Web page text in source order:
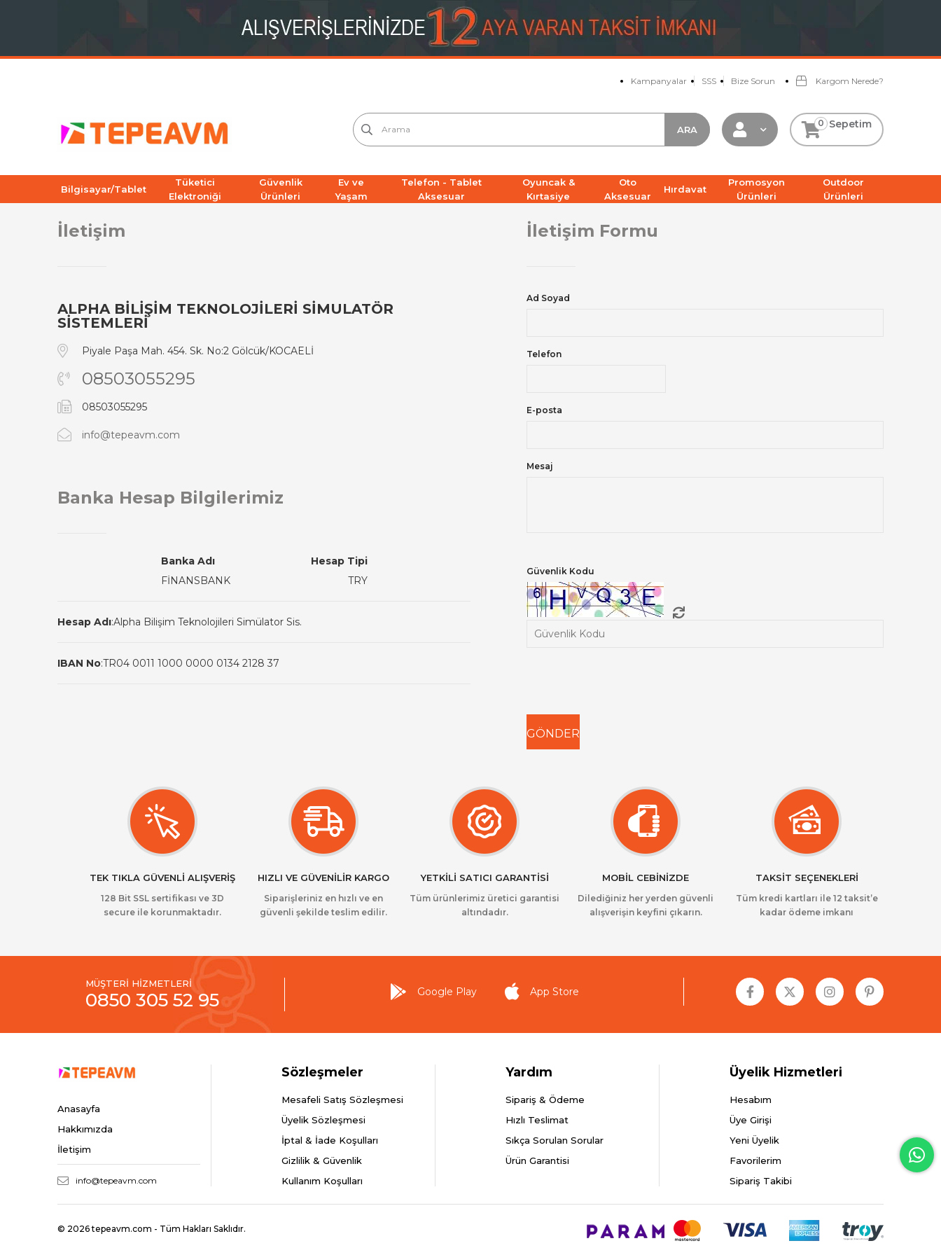
Kampanyalar SSS Bize Sorun Kargom Nerede?
Sepetim
0
Bilgisayar/Tablet
Tüketici
Elektroniği
Güvenlik
Ürünleri
Ev ve
Yaşam
Telefon - Tablet
Aksesuar
Oyuncak &
Kırtasiye
Oto
Aksesuar
Hırdavat
Promosyon
Ürünleri
Outdoor
Ürünleri
İletişim
ALPHA BİLİŞİM TEKNOLOJİLERİ SİMULATÖR
SİSTEMLERİ
Piyale Paşa Mah. 454. Sk. No:2 Gölcük/KOCAELİ
08503055295
08503055295
info@tepeavm.com
Banka Hesap Bilgilerimiz
Banka Adı
FİNANSBANK
Hesap Tipi
TRY
Hesap Adı:Alpha Bilişim Teknolojileri Simülator Sis.
IBAN No:TR04 0011 1000 0000 0134 2128 37
İletişim Formu
Ad Soyad
Telefon
E-posta
Mesaj
Güvenlik Kodu
TEK TIKLA GÜVENLİ ALIŞVERİŞ
128 Bit SSL sertifikası ve 3D
secure ile korunmaktadır.
HIZLI VE GÜVENİLİR KARGO
Siparişleriniz en hızlı ve en
güvenli şekilde teslim edilir.
YETKİLİ SATICI GARANTİSİ
Tüm ürünlerimiz üretici garantisi
altındadır.
MOBİL CEBİNİZDE
Dilediğiniz her yerden güvenli
alışverişin keyfini çıkarın.
TAKSİT SEÇENEKLERİ
Tüm kredi kartları ile 12 taksit’e
kadar ödeme imkanı
MÜŞTERİ HİZMETLERİ
0850 305 52 95 Google Play App Store
Anasayfa
Hakkımızda
İletişim
info@tepeavm.com
Sözleşmeler
Mesafeli Satış Sözleşmesi
Üyelik Sözleşmesi
İptal & İade Koşulları
Gizlilik & Güvenlik
Kullanım Koşulları
Yardım
Sipariş & Ödeme
Hızlı Teslimat
Sıkça Sorulan Sorular
Ürün Garantisi
Üyelik Hizmetleri
Hesabım
Üye Girişi
Yeni Üyelik
Favorilerim
Sipariş Takibi
© 2026 tepeavm.com - Tüm Hakları Saklıdır.